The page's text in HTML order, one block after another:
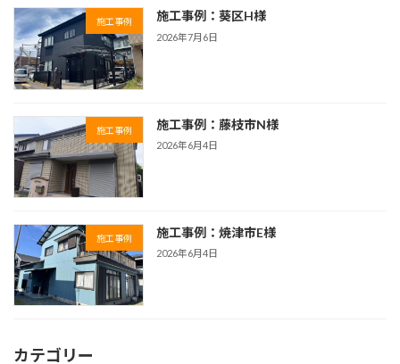
施工事例 施工事例：葵区H様
2026年7月6日
施工事例 施工事例：藤枝市N様
2026年6月4日
施工事例 施工事例：焼津市E様
2026年6月4日
カテゴリー